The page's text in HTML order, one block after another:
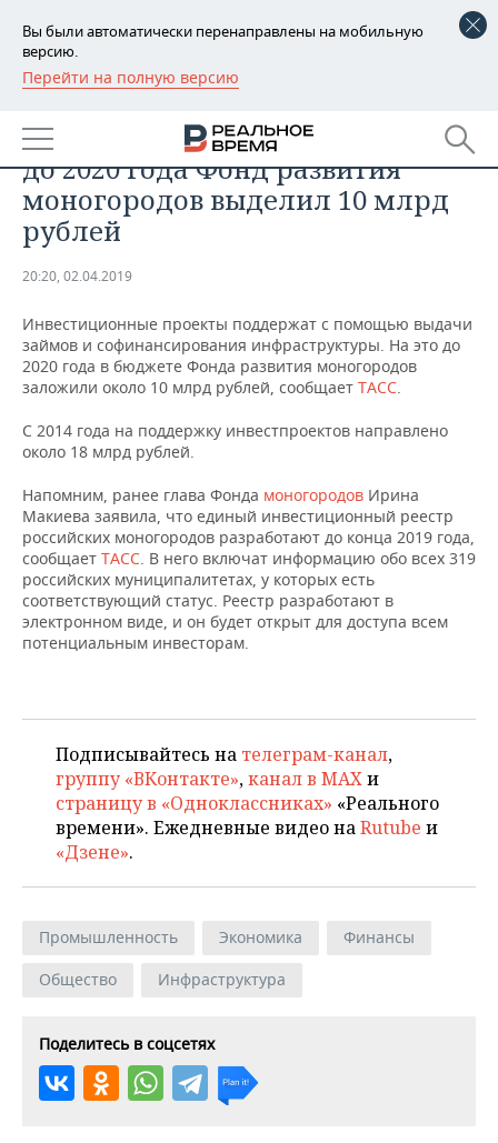
Вы были автоматически перенаправлены на мобильную
версию.
Перейти на полную версию
РЕГИОНЫ
БАШКОРТОСТАН
ТАТАРСТАН
УДМУРТИЯ
НОВОСТИ
АНАЛИТИКА
НОВОСТИ АНАЛИТИКИ
ДЕКЛАРАЦИИ О ДОХОДАХ
КОРОЛИ ГОСЗАКАЗА ПФО
ВУЗЫ ТАТАРСТАНА
КОМУ ПРИНАДЛЕЖАТ
ТОРГОВЫЕ ЦЕНТРЫ
ЭКОНОМИКА
НОВОСТИ ЭКОНОМИКИ
ФИНАНСЫ
БАНКИ
БЮДЖЕТ
ИНВЕСТИЦИИ
ПРОМЫШЛЕННОСТЬ
НОВОСТИ
ПРОМЫШЛЕННОСТИ
МАШИНОСТРОЕНИЕ
НЕФТЕХИМИЯ
НЕФТЬ
ОПК
ЭНЕРГЕТИКА
НЕДВИЖИМОСТЬ
НОВОСТИ НЕДВИЖИМОСТИ
АВТО
НОВОСТИ АВТО
БИЗНЕС
НОВОСТИ БИЗНЕСА
РОЗНИЧНАЯ ТОРГОВЛЯ
ТРАНСПОРТ
УСЛУГИ
ТЕХНОЛОГИИ
НОВОСТИ ТЕХНОЛОГИЙ
IT
МЕДИА
МЕРОПРИЯТИЯ
НОВОСТИ МЕРОПРИЯТИЙ
ВЫЕЗДНАЯ РЕДАКЦИЯ
ONLINE-КОНФЕРЕНЦИИ
ОТКРЫТАЯ ЛЕКЦИЯ
СПОРТ
НОВОСТИ СПОРТА
ХОККЕЙ
БАСКЕТБОЛ
ВОЛЕЙБОЛ
ФИГУРНОЕ КАТАНИЕ
ХОККЕЙ С МЯЧОМ
ОБЩЕСТВО
ВЛАСТЬ
ИНФРАСТРУКТУРА
ИСТОРИЯ
МЕДИЦИНА
ПРОИСШЕСТВИЯ
СЮЖЕТЫ
СПРАВОЧНИК
СПИСОК ПЕРСОН
ПОЛНАЯ ВЕРСИЯ
На поддержку инвестпроектов
до 2020 года Фонд развития
моногородов выделил 10 млрд
рублей
20:20, 02.04.2019
Инвестиционные проекты поддержат с помощью выдачи
займов и софинансирования инфраструктуры. На это до
2020 года в бюджете Фонда развития моногородов
заложили около 10 млрд рублей, сообщает ТАСС.
С 2014 года на поддержку инвестпроектов направлено
около 18 млрд рублей.
Напомним, ранее глава Фонда моногородов Ирина
Макиева заявила, что единый инвестиционный реестр
российских моногородов разработают до конца 2019 года,
сообщает ТАСС. В него включат информацию обо всех 319
российских муниципалитетах, у которых есть
соответствующий статус. Реестр разработают в
электронном виде, и он будет открыт для доступа всем
потенциальным инвесторам.
Подписывайтесь на телеграм-канал,
группу «ВКонтакте»,канал в MAXи
страницу в «Одноклассниках» «Реального
времени». Ежедневные видео наRutube и
«Дзене».
Промышленность Экономика
Финансы
Общество
Инфраструктура
Поделитесь в соцсетях